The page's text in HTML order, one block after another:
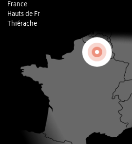
France
Hauts de Fr
Thiérache